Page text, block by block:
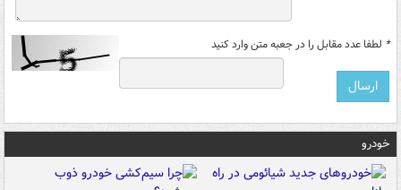
* لطفا عدد مقابل را در جعبه متن وارد کنید
خودرو